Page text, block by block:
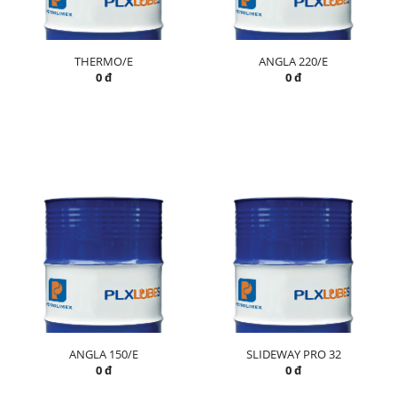
THERMO/E
0 đ
ANGLA 220/E
0 đ
ANGLA 150/E
0 đ
SLIDEWAY PRO 32
0 đ